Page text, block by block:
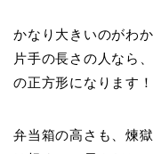
かなり大きいのがわ
片手の長さの人なら
の正方形になります！
弁当箱の高さも、煉